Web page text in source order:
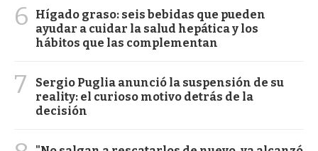
6
Hígado graso: seis bebidas que pueden
ayudar a cuidar la salud hepática y los
hábitos que las complementan
7
Sergio Puglia anunció la suspensión de su
reality: el curioso motivo detrás de la
decisión